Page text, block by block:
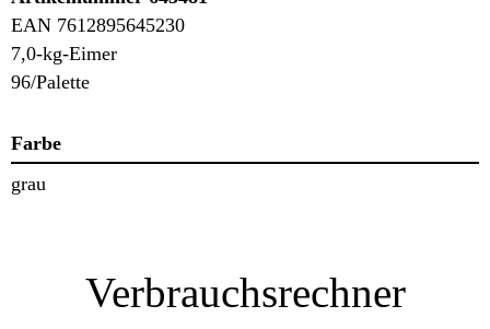
EAN 7612895645230
7,0-kg-Eimer
96/Palette
Farbe
grau
Verbrauchsrechner